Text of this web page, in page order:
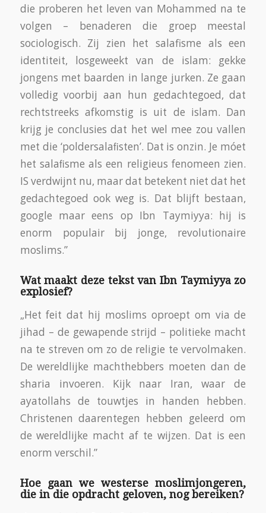
die proberen het leven van Mohammed na te
volgen – benaderen die groep meestal
sociologisch. Zij zien het salafisme als een
identiteit, losgeweekt van de islam: gekke
jongens met baarden in lange jurken. Ze gaan
volledig voorbij aan hun gedachtegoed, dat
rechtstreeks afkomstig is uit de islam. Dan
krijg je conclusies dat het wel mee zou vallen
met die ‘poldersalaﬁsten’. Dat is onzin. Je móet
het salaﬁsme als een religieus fenomeen zien.
IS verdwijnt nu, maar dat betekent niet dat het
gedachtegoed ook weg is. Dat blijft bestaan,
google maar eens op Ibn Taymiyya: hij is
enorm populair bij jonge, revolutionaire
moslims.”
Wat maakt deze tekst van Ibn Taymiyya zo
explosief?
„Het feit dat hij moslims oproept om via de
jihad – de gewapende strijd – politieke macht
na te streven om zo de religie te vervolmaken.
De wereldlijke machthebbers moeten dan de
sharia invoeren. Kijk naar Iran, waar de
ayatollahs de touwtjes in handen hebben.
Christenen daarentegen hebben geleerd om
de wereldlijke macht af te wijzen. Dat is een
enorm verschil.”
Hoe gaan we westerse moslimjongeren,
die in die opdracht geloven, nog bereiken?